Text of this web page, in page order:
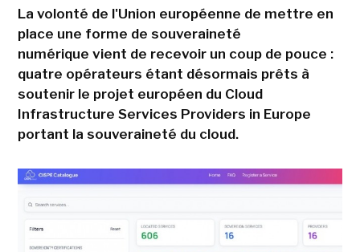
La volonté de l'Union européenne de mettre en
place une forme de souveraineté
numérique vient de recevoir un coup de pouce :
quatre opérateurs étant désormais prêts à
soutenir le projet européen du Cloud
Infrastructure Services Providers in Europe
portant la souveraineté du cloud.